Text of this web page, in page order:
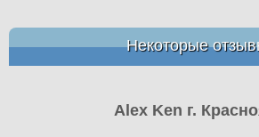
Некоторые
Alex Ken г.